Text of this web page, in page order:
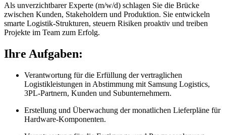
Als unverzichtbarer Experte (m/w/d) schlagen Sie die Brücke
zwischen Kunden, Stakeholdern und Produktion. Sie entwickeln
smarte Logistik-Strukturen, steuern Risiken proaktiv und treiben
Projekte im Team zum Erfolg.
Ihre Aufgaben:
Verantwortung für die Erfüllung der vertraglichen
Logistikleistungen in Abstimmung mit Samsung Logistics,
3PL-Partnern, Kunden und Subunternehmern.
Erstellung und Überwachung der monatlichen Lieferpläne für
Hardware-Komponenten.